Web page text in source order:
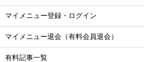
マイメニュー登録・ログイン
マイメニュー退会（有料会員退会）
有料記事一覧